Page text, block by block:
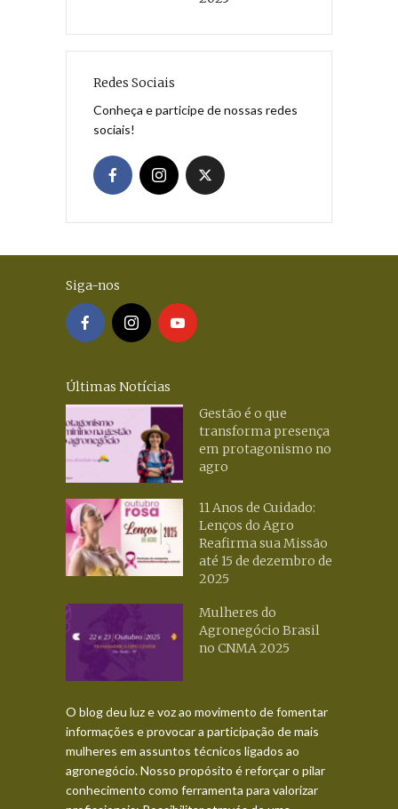
Redes Sociais
Conheça e participe de nossas redes
sociais!
Siga-nos
Últimas Notícias
Gestão é o que
transforma presença
em protagonismo no
agro
11 Anos de Cuidado:
Lenços do Agro
Reafirma sua Missão
até 15 de dezembro de
2025
Mulheres do
Agronegócio Brasil
no CNMA 2025
O blog deu luz e voz ao movimento de fomentar
informações e provocar a participação de mais
mulheres em assuntos técnicos ligados ao
agronegócio. Nosso propósito é reforçar o pilar
conhecimento como ferramenta para valorizar